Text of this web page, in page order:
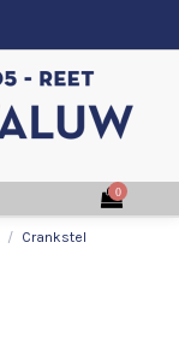
0
Crankstel